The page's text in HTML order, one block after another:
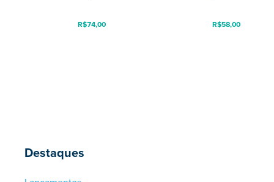
Destaques
R$74,00 R$58,00